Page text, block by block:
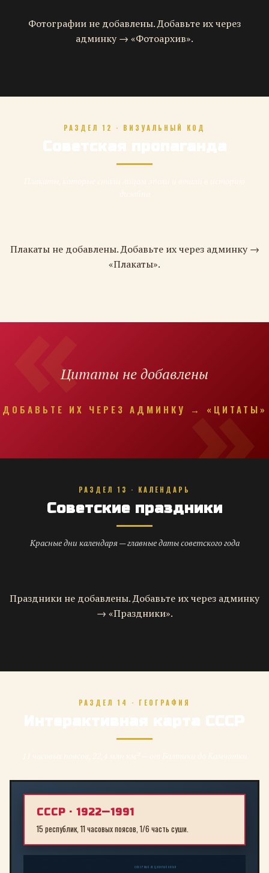
Фотографии не добавлены. Добавьте их через
админку → «Фотоархив».
РАЗДЕЛ 12 · ВИЗУАЛЬНЫЙ КОД
Советская пропаганда
Плакаты не добавлены. Добавьте их через админку →
«Плакаты».
Цитаты не добавлены
ДОБАВЬТЕ ИХ ЧЕРЕЗ АДМИНКУ → «ЦИТАТЫ»
РАЗДЕЛ 13 · КАЛЕНДАРЬ
Советские праздники
Красные дни календаря — главные даты советского года
Праздники не добавлены. Добавьте их через админку
→ «Праздники».
РАЗДЕЛ 14 · ГЕОГРАФИЯ
Интерактивная карта СССР
СССР · 1922—1991
15 республик, 11 часовых поясов, 1/6 часть суши.
СЕВЕРНЫЙ ЛЕДОВИТЫЙ ОКЕАН